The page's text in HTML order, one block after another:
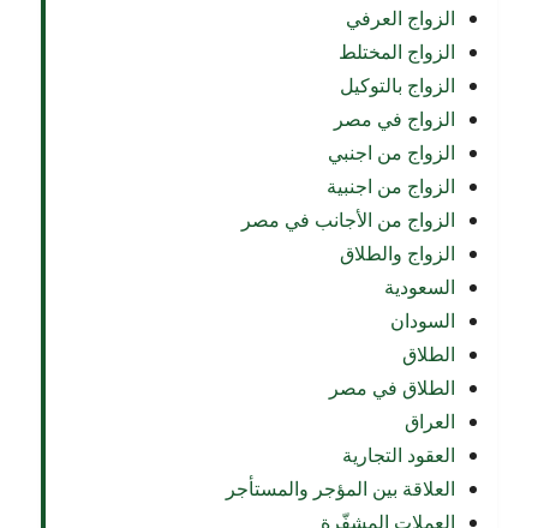
الزواج العرفي
الزواج المختلط
الزواج بالتوكيل
الزواج في مصر
الزواج من اجنبي
الزواج من اجنبية
الزواج من الأجانب في مصر
الزواج والطلاق
السعودية
السودان
الطلاق
الطلاق في مصر
العراق
العقود التجارية
العلاقة بين المؤجر والمستأجر
العملات المشفّرة